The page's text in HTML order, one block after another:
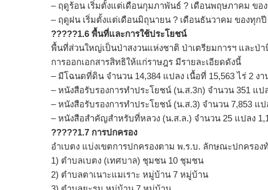
– ฤดูร้อน เริ่มตั้งแต่เดือนกุมภาพันธ์ ? เดือนพฤษภาคม ขอ
– ฤดูฝน เริ่มตั้งแต่เดือนมิถุนายน ? เดือนธันวาคม ของทุกปี
?????1.6 พื้นที่และการใช้ประโยชน์
พื้นที่ส่วนใหญ่เป็นป่าสงวนแห่งชาติ ป่าเตรียมการฯ และป่
การออกเอกสารสิทธิให้แก่ราษฎร มีรายละเอียดดังนี้
– มีโฉนดที่ดิน จำนวน 14,384 แปลง เนื้อที่ 15,563 ไร่ 2 งา
– หนังสือรับรองการทำประโยชน์ (น.ส.3ก) จำนวน 351 แป
– หนังสือรับรองการทำประโยชน์ (น.ส.3) จำนวน 7,853 แป
– หนังสือสำคัญสำหรับที่หลวง (น.ส.ล.) จำนวน 25 แปลง
?????1.7 การปกครอง
อำเบตง แบ่งเขตการปกครองตาม พ.ร.บ. ลักษณะปกครอง
1) ตำบลเบตง (เทศบาล) ชุมชน 10 ชุมชน
2) ตำบลตาเนาะแมเราะ หมู่บ้าน 7 หมู่บ้าน